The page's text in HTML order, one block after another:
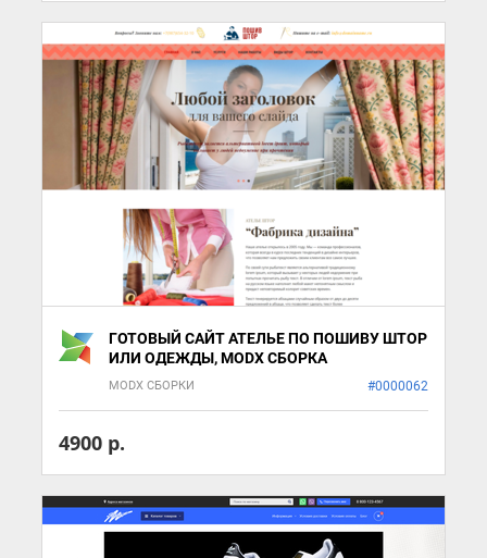
ГОТОВЫЙ САЙТ АТЕЛЬЕ ПО ПОШИВУ ШТОР
ИЛИ ОДЕЖДЫ, MODX СБОРКА
MODX СБОРКИ #0000062
4900 р.